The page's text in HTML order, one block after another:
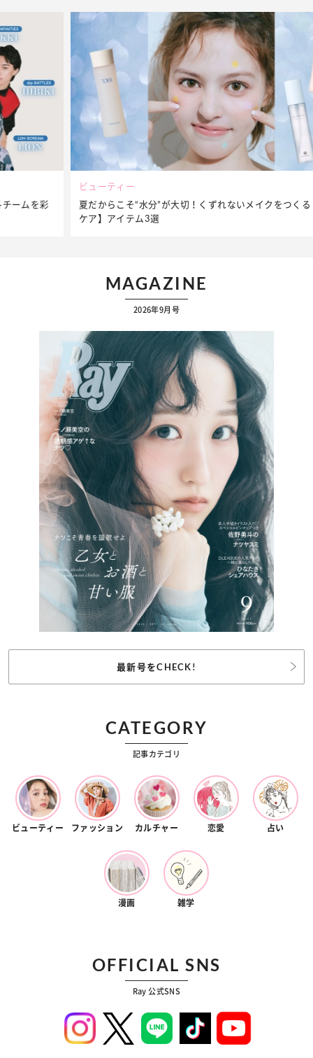
ビューティー
夏だからこそ“水分”が大切！くずれないメイクをつくる【保湿
ケア】アイテム3選
MAGAZINE
2026年9月号
最新号をCHECK!
CATEGORY
記事カテゴリ
ビューティー ファッション カルチャー 恋愛 占い
漫画 雑学
OFFICIAL SNS
Ray 公式SNS